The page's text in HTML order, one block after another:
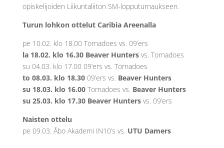
opiskelijoiden Liikuntaliiton SM-lopputurnaukseen.
Turun lohkon ottelut Caribia Areenalla
pe 10.02. klo 18.00 Tornadoes vs. 09’ers
la 18.02. klo 16.30 Beaver Huntersvs. Tornadoes
su 04.03. klo 17.00 09’ers vs. Tornadoes
to 08.03. klo 18.3009’ers vs. Beaver Hunters
su 18.03. klo 16.00Tornadoes vs. Beaver Hunters
su 25.03. klo 17.30 Beaver Huntersvs. 09’ers
Naisten ottelu
pe 09.03. Åbo Akademi IN10’s vs. UTU Damers